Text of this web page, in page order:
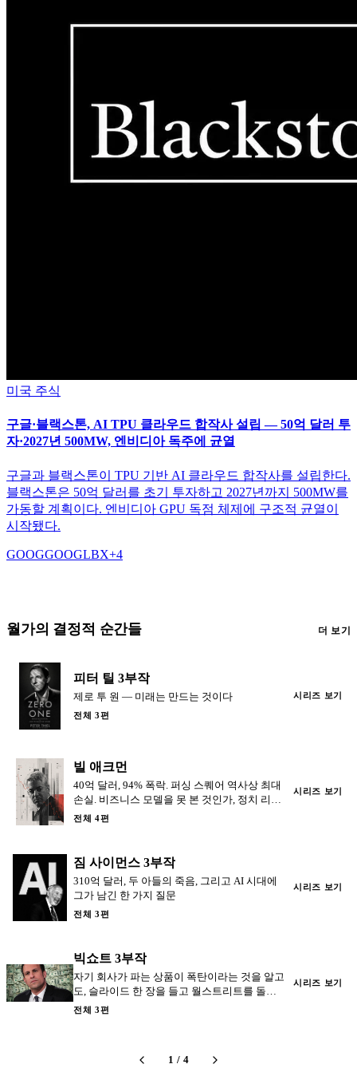
미국 주식
구글·블랙스톤, AI TPU 클라우드 합작사 설립 — 50억 달러 투
자·2027년 500MW, 엔비디아 독주에 균열
구글과 블랙스톤이 TPU 기반 AI 클라우드 합작사를 설립한다.
블랙스톤은 50억 달러를 초기 투자하고 2027년까지 500MW를
가동할 계획이다. 엔비디아 GPU 독점 체제에 구조적 균열이
시작됐다.
GOOGGOOGLBX+4
월가의 결정적 순간들 더 보기
피터 틸 3부작
제로 투 원 — 미래는 만드는 것이다
전체 3편
시리즈 보기
빌 애크먼
40억 달러, 94% 폭락. 퍼싱 스퀘어 역사상 최대
손실. 비즈니스 모델을 못 본 것인가, 정치 리스
크를 무시한 것인가.
전체 4편
시리즈 보기
짐 사이먼스 3부작
310억 달러, 두 아들의 죽음, 그리고 AI 시대에
그가 남긴 한 가지 질문
전체 3편
시리즈 보기
빅쇼트 3부작
자기 회사가 파는 상품이 폭탄이라는 것을 알고
도, 슬라이드 한 장을 들고 월스트리트를 돌아
다닌 남자. 그렉 리프먼 — 빅쇼트의 세일즈맨.
전체 3편
시리즈 보기
1 / 4